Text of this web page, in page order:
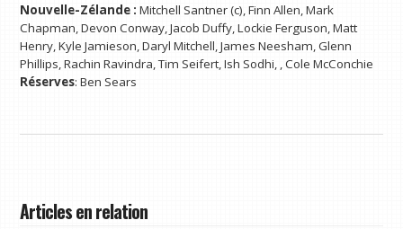
Nouvelle-Zélande : Mitchell Santner (c), Finn Allen, Mark
Chapman, Devon Conway, Jacob Duffy, Lockie Ferguson, Matt
Henry, Kyle Jamieson, Daryl Mitchell, James Neesham, Glenn
Phillips, Rachin Ravindra, Tim Seifert, Ish Sodhi, , Cole McConchie
Réserves: Ben Sears
Articles en relation